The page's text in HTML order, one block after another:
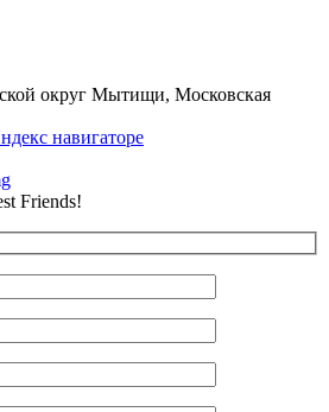
округ Мытищи, Московская
навигаторе
Friends!